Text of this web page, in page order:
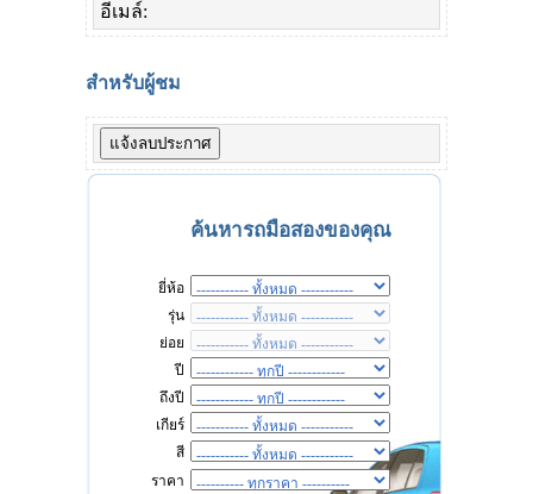
อีเมล์:
สำหรับผู้ชม
ค้นหารถมือสองของคุณ
ยี่ห้อ
รุ่น
ย่อย
ปี
ถึงปี
เกียร์
สี
ราคา